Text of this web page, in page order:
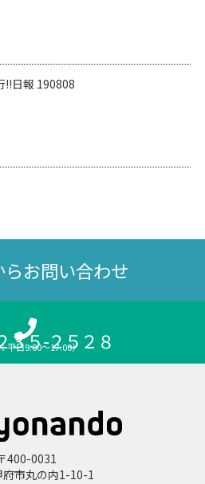
!!日報 190808
らお問い合わせ
３５-２５２８
平日9:00〜17:00）
400-0031
府市丸の内1-10-1